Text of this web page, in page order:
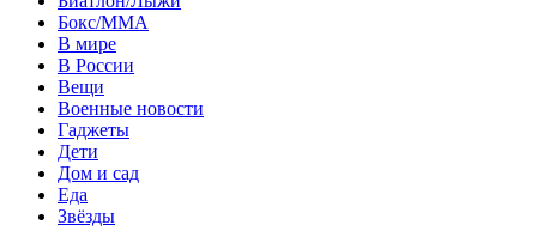
Бокс/MMA
В мире
В России
Вещи
Военные новости
Гаджеты
Дети
Дом и сад
Еда
Звёзды